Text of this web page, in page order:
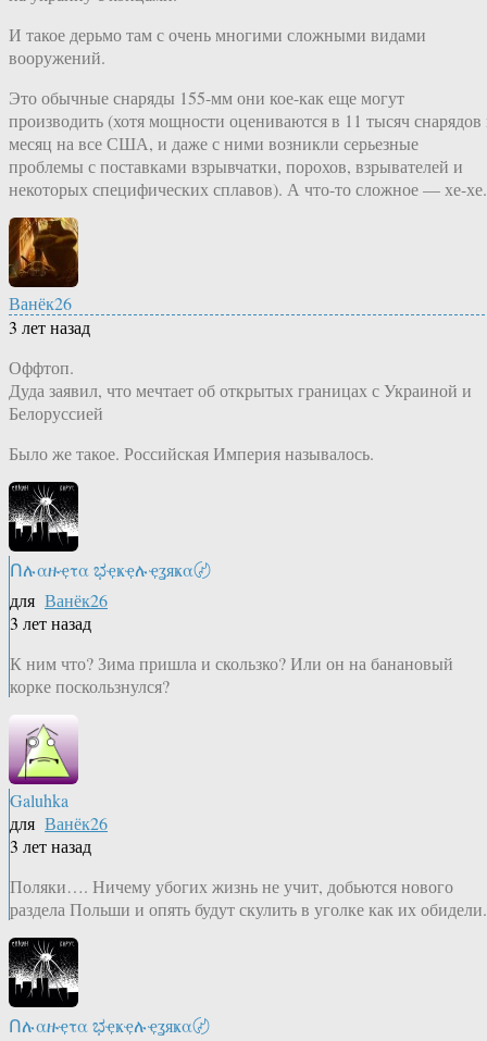
И такое дерьмо там с очень многими сложными видами
вооружений.
Это обычные снаряды 155-мм они кое-как еще могут
производить (хотя мощности оцениваются в 11 тысяч снарядов
месяц на все США, и даже с ними возникли серьезные
проблемы с поставками взрывчатки, порохов, взрывателей и
некоторых специфических сплавов). А что-то сложное — хе-хе.
Ванёк26
3 лет назад
Оффтоп.
Дуда заявил, что мечтает об открытых границах с Украиной и
Белоруссией
Было же такое. Российская Империя называлось.
Ոሉαዙҿτα ಭҿҝҿሉҿʓяҝα〄
для Ванёк26
3 лет назад
К ним что? Зима пришла и скользко? Или он на банановый
корке поскользнулся?
Galuhka
для Ванёк26
3 лет назад
Поляки…. Ничему убогих жизнь не учит, добьются нового
раздела Польши и опять будут скулить в уголке как их обидели.
Ոሉαዙҿτα ಭҿҝҿሉҿʓяҝα〄